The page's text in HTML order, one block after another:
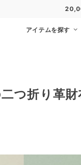
アイテムを探す
つ折り革